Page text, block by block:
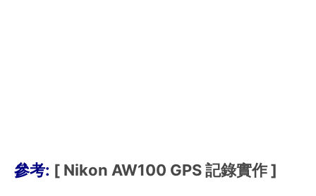
參考: [ Nikon AW100 GPS 記錄實作 ]